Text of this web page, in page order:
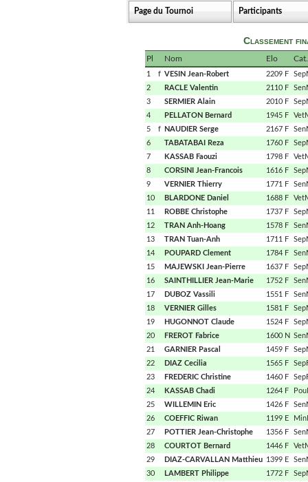
Page du Tournoi Participants
Classement
Pl Nom Elo Cat.
1 f VESIN Jean-Robert 2209 F
2
RACLE Valentin 2110 F
3
SERMIER Alain 2010 F
4
PELLATON Bernard 1945 F
5
f NAUDIER Serge 2167 F
6
TABATABAI Reza 1760 F
7
KASSAB Faouzi 1798 F
8
CORSINI Jean-Francois 1616 F
9
VERNIER Thierry 1771 F
10
BLARDONE Daniel 1688 F
11
ROBBE Christophe 1737 F
12
TRAN Anh-Hoang 1578 F
13
TRAN Tuan-Anh 1711 F
14
POUPARD Clement 1784 F
15
MAJEWSKI Jean-Pierre 1637 F
16
SAINTHILLIER Jean-Marie 1752 F
17
DUBOZ Vassili 1551 F
18
VERNIER Gilles 1581 F
19
HUGONNOT Claude 1524 F
20
FREROT Fabrice 1600 N
21
GARNIER Pascal 1459 F
22
DIAZ Cecilia 1565 F
23
FREDERIC Christine 1460 F
24
KASSAB Chadi 1264 F
25
WILLEMIN Eric 1426 F
26
COEFFIC Riwan 1199 E
27
POTTIER Jean-Christophe 1356 F
28
COURTOT Bernard 1446 F
29
DIAZ-CARVALLAN Matthieu 1399 E
30
LAMBERT Philippe 1772 F